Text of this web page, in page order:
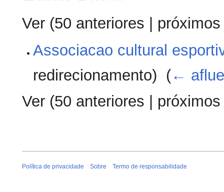
Ver (50 anteriores
Associacao cultural
redirecionamento) ‎ (←
Ver (50 anteriores |
Política de privacidade Sobre Termo de responsabilidade